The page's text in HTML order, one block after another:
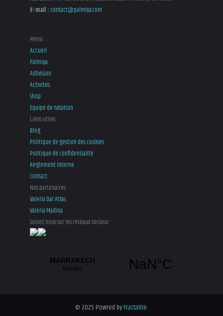
E-mail : contact@palmiya.com
Menu
Accueil
Palmiya
Adhésion
Activités
Shop
Equipe de natation
Liens utiles
Blog
Politique de gestion des cookies
Politique de confidentialité
Règlement interne
Contact
Nos partenaires
Valeria Dar Atlas
Valeria Madina
Suivez nous sur les réseaux sociaux :
© 2025 Powred byFractalite.